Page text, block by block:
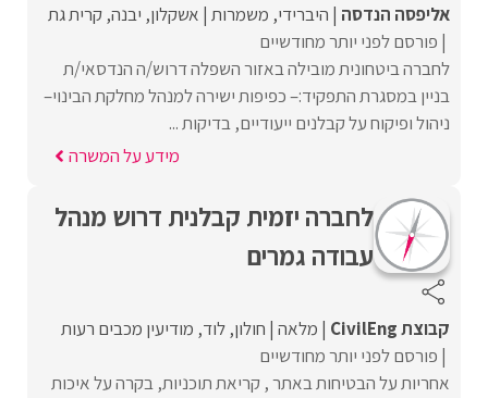
אליפסה הנדסה היברידי משמרות אשקלון יבנה קרית גת
פורסם לפני יותר מחודשיים
לחברה ביטחונית מובילה באזור השפלה דרוש/ה הנדסאי/ת
בניין במסגרת התפקיד:– כפיפות ישירה למנהל מחלקת הבינוי–
ניהול ופיקוח על קבלנים ייעודיים, בדיקות ...
מידע על המשרה
לחברה יזמית קבלנית דרוש מנהל
עבודה גמרים
קבוצת CivilEng מלאה חולון לוד מודיעין מכבים רעות
פורסם לפני יותר מחודשיים
אחריות על הבטיחות באתר , קריאת תוכניות, בקרה על איכות